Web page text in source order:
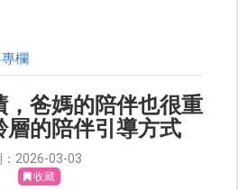
欄
，爸媽的陪伴也很重
層的陪伴引導方式
：2026-03-03
收藏